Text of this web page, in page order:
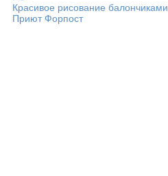
Красивое рисование балончиками.
Приют Форпост